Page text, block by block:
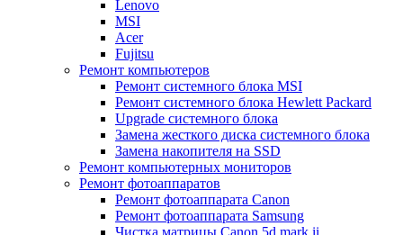
Lenovo
MSI
Acer
Fujitsu
Ремонт компьютеров
Ремонт системного блока MSI
Ремонт системного блока Hewlett Packard
Upgrade системного блока
Замена жесткого диска системного блока
Замена накопителя на SSD
Ремонт компьютерных мониторов
Ремонт фотоаппаратов
Ремонт фотоаппарата Canon
Ремонт фотоаппарата Samsung
Чистка матрицы Canon 5d mark ii